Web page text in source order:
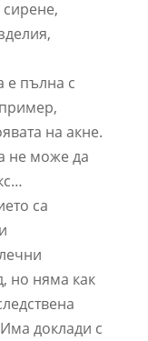
е пълна с
на акне.
не може да
са
но няма как
доклади с